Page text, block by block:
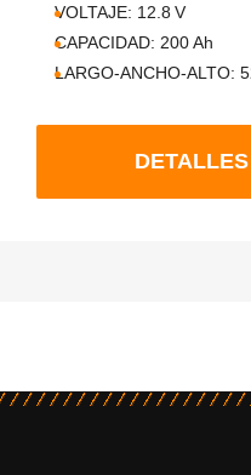
VOLTAJE: 12.8 V
CAPACIDAD: 200Ah
LARGO-ANCHO-ALTO:
DETALLES